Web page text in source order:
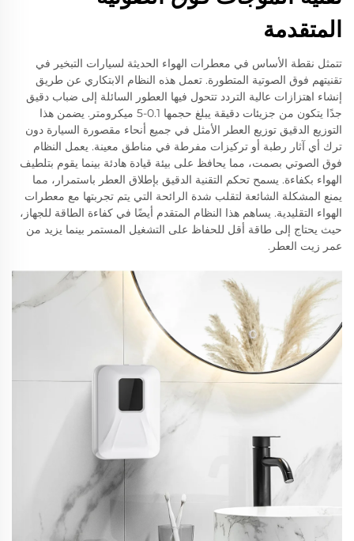
المتقدمة
تتمثل نقطة الأساس في معطرات الهواء الحديثة لسيارات التبخير في
تقنيتهم فوق الصوتية المتطورة. تعمل هذه النظام الابتكاري عن طريق
إنشاء اهتزازات عالية التردد تتحول فيها العطور السائلة إلى ضباب دقيق
جدًا يتكون من جزيئات دقيقة يبلغ حجمها 0.1-5 ميكرومتر. يضمن هذا
التوزيع الدقيق توزيع العطر الأمثل في جميع أنحاء مقصورة السيارة دون
ترك أي آثار رطبة أو تركيزات مفرطة في مناطق معينة. يعمل النظام
فوق الصوتي بصمت، مما يحافظ على بيئة قيادة هادئة بينما يقوم بتلطيف
الهواء بكفاءة. يسمح تحكم التقنية الدقيق بإطلاق العطر باستمرار، مما
يمنع المشكلة الشائعة لتقلب شدة الرائحة التي يتم تجربتها مع معطرات
الهواء التقليدية. يساهم هذا النظام المتقدم أيضًا في كفاءة الطاقة للجهاز،
حيث يحتاج إلى طاقة أقل للحفاظ على التشغيل المستمر بينما يزيد من
عمر زيت العطر.